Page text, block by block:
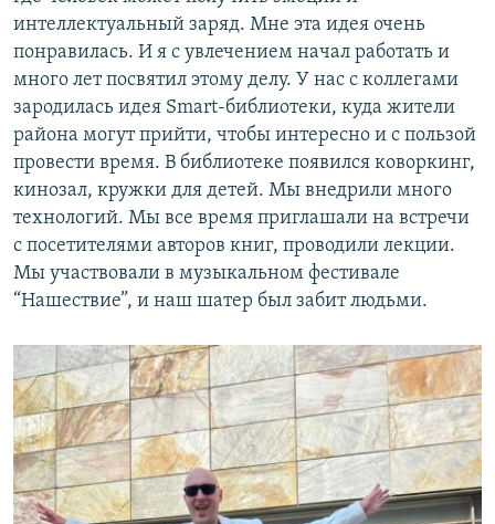
интеллектуальный заряд. Мне эта идея очень
понравилась. И я с увлечением начал работать и
много лет посвятил этому делу. У нас с коллегами
зародилась идея Smart-библиотеки, куда жители
района могут прийти, чтобы интересно и с пользой
провести время. В библиотеке появился коворкинг,
кинозал, кружки для детей. Мы внедрили много
технологий. Мы все время приглашали на встречи
с посетителями авторов книг, проводили лекции.
Мы участвовали в музыкальном фестивале
“Нашествие”, и наш шатер был забит людьми.